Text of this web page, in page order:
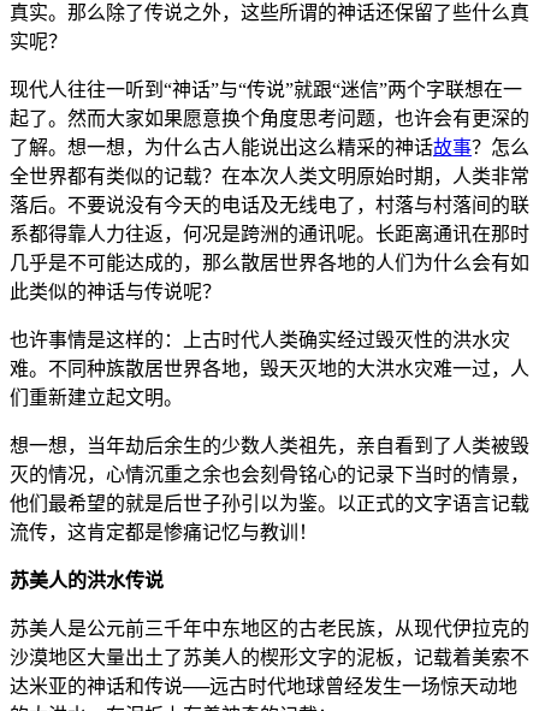
真实。那么除了传说之外，这些所谓的神话还保留了些什么真
实呢？
现代人往往一听到“神话”与“传说”就跟“迷信”两个字联想在一
起了。然而大家如果愿意换个角度思考问题，也许会有更深的
了解。想一想，为什么古人能说出这么精采的神话故事？怎么
全世界都有类似的记载？在本次人类文明原始时期，人类非常
落后。不要说没有今天的电话及无线电了，村落与村落间的联
系都得靠人力往返，何况是跨洲的通讯呢。长距离通讯在那时
几乎是不可能达成的，那么散居世界各地的人们为什么会有如
此类似的神话与传说呢？
也许事情是这样的：上古时代人类确实经过毁灭性的洪水灾
难。不同种族散居世界各地，毁天灭地的大洪水灾难一过，人
们重新建立起文明。
想一想，当年劫后余生的少数人类祖先，亲自看到了人类被毁
灭的情况，心情沉重之余也会刻骨铭心的记录下当时的情景，
他们最希望的就是后世子孙引以为鉴。以正式的文字语言记载
流传，这肯定都是惨痛记忆与教训！
苏美人的洪水传说
苏美人是公元前三千年中东地区的古老民族，从现代伊拉克的
沙漠地区大量出土了苏美人的楔形文字的泥板，记载着美索不
达米亚的神话和传说──远古时代地球曾经发生一场惊天动地